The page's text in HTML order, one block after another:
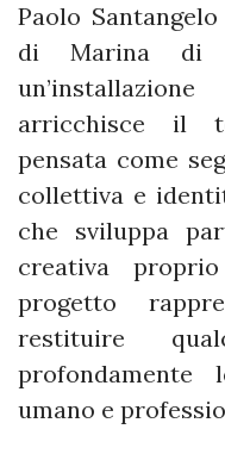
Paolo
di Marina di
arricchisce il
pensata come
collettiva e
che sviluppa
creativa
progetto
restituire
umano e